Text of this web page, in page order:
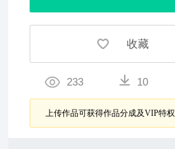
收藏
233 10
上传作品可获得作品分成及VIP特权